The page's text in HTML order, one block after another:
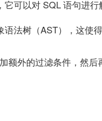
可以对 SQL 语句进行
法树（AST），这使
额外的过滤条件，然